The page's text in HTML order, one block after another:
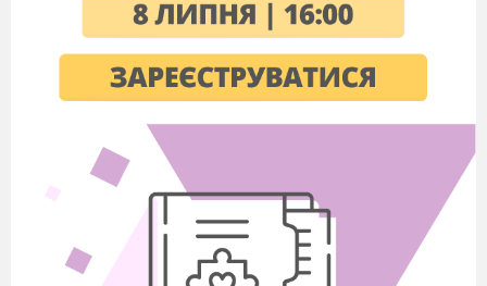
Альбіна
Радченко
Соломон
Приймак